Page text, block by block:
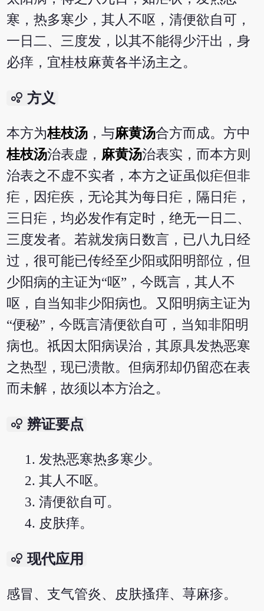
寒，热多寒少，其人不呕，清便欲自可，
一日二、三度发，以其不能得少汗出，身
必痒，宜桂枝麻黄各半汤主之。
bubble_chart 方义
本方为桂枝汤 ，与麻黄汤合方而成。方中
桂枝汤治表虚， 麻黄汤治表实，而本方则
治表之不虚不实者，本方之证虽似疟但非
疟，因疟疾，无论其为每日疟，隔日疟，
三日疟，均必发作有定时，绝无一日二、
三度发者。若就发病日数言，已八九日经
过，很可能已传经至少阳或阳明部位，但
少阳病的主证为“呕”，今既言，其人不
呕，自当知非少阳病也。又阳明病主证为
“便秘”，今既言清便欲自可，当知非阳明
病也。祇因太阳病误治，其原具发热恶寒
之热型，现已溃散。但病邪却仍留恋在表
而未解，故须以本方治之。
bubble_chart 辨证要点
发热恶寒热多寒少。
其人不呕。
清便欲自可。
皮肤痒。
bubble_chart 现代应用
感冒、支气管炎、皮肤搔痒、荨麻疹。